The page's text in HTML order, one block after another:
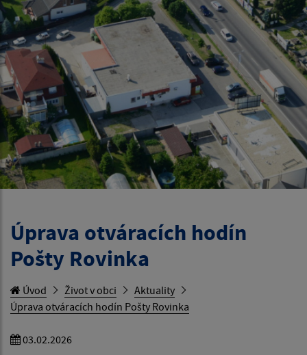
Úprava otváracích hodín
Pošty Rovinka
Úvod Život v obci
Aktuality
Úprava otváracích hodín Pošty Rovinka
03.02.2026